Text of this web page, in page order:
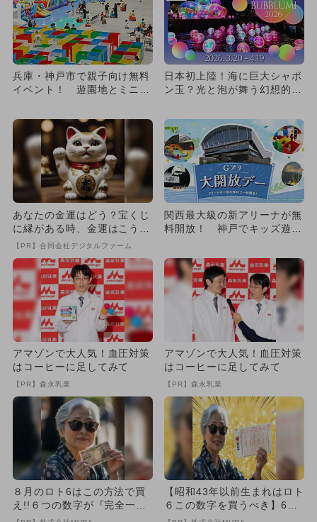
兵庫・神戸市で親子向け無料
イベント！ 遊園地とミニ動
日本初上陸！海に巨大シャボ
ン玉？光と泡が舞う幻想的な
あなたの金運はどう？宝くじ
に縁がある時、金運はこう変
わる
【PR】合同会社デジタルファーム
関西最大級の新アリーナが無
料開放！ 神戸でキッズ遊園
アマゾンで大人気！血圧対策
はコーヒーに足してみて
【PR】森永乳業
アマゾンで大人気！血圧対策
はコーヒーに足してみて
【PR】森永乳業
８月のロト6はこの方法で買
え!!６つの数字が『完全一
致』する方法
【昭和43年以前生まれはロト
６この数字を買うべき】6つ
の数字が「完全一致」する